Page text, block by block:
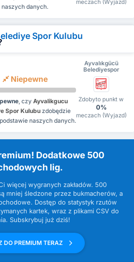
naszych danych.
meczach (Wyjazd)
Spor Kulubu
Ayvalıkgücü
Belediyespor
Niepewne
, czy Ayvalikgucu
Spor Kulubuzdobędzie
naszych danych.
Zdobyto punkt w
0%
meczach (Wyjazd)
Dodatkowe 500
lig.
więcej wygranych zakładów. 500
mniej śledzone przez bukmacherów, a
Dostęp do statystyk rzutów
kartek, wraz z plikami CSV do
Subskrybuj już dziś!
DO PREMIUM TERAZ